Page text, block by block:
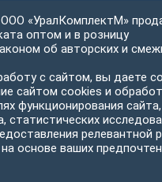
«УралКомплектМ»
оптом и в розницу
об авторских и
с сайтом, вы даете
сайтом cookies и
функционирования
статистических
релевантной
основе ваших